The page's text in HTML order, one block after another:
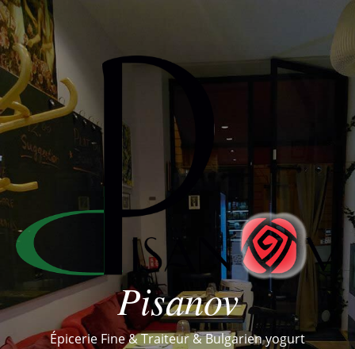
Pisanov
Épicerie Fine & Traiteur & Bulgarien yogurt